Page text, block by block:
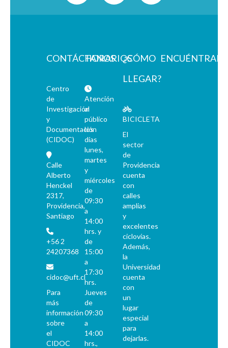
CONTÁCTANOS
Centro
de
Investigación
y
Documentación
(CIDOC)
Calle
Alberto
Henckel
2317,
Providencia,
Santiago
+56 2
24207368
cidoc@uft.cl
Para
más
información
sobre
el
CIDOC
HORARIOS
Atención
al
público
los
días
lunes,
martes
y
miércoles
de
09:30
a
14:00
hrs. y
de
15:00
a
17:30
hrs.
Jueves
de
09:30
a
14:00
hrs.,
¿CÓMO
LLEGAR?
BICICLETA
El
sector
de
Providencia
cuenta
con
calles
amplias
y
excelentes
ciclovías.
Además,
la
Universidad
cuenta
con
un
lugar
especial
para
dejarlas.